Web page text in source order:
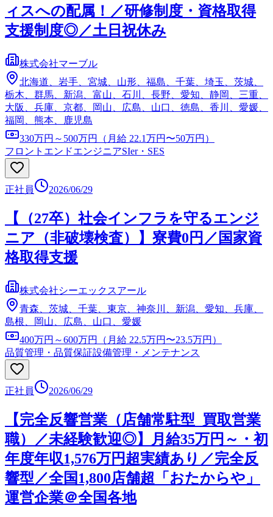
ィスへの配属！／研修制度・資格取得
支援制度◎／土日祝休み
株式会社マーブル
北海道、岩手、宮城、山形、福島、千葉、埼玉、茨城、
栃木、群馬、新潟、富山、石川、長野、愛知、静岡、三重、
大阪、兵庫、京都、岡山、広島、山口、徳島、香川、愛媛、
福岡、熊本、鹿児島
330万円～500万円（月給 22.1万円〜50万円）
フロントエンドエンジニアSIer・SES
正社員 2026/06/29
【（27卒）社会インフラを守るエンジ
ニア（非破壊検査）】寮費0円／国家資
格取得支援
株式会社シーエックスアール
青森、茨城、千葉、東京、神奈川、新潟、愛知、兵庫、
島根、岡山、広島、山口、愛媛
400万円～600万円（月給 22.5万円〜23.5万円）
品質管理・品質保証設備管理・メンテナンス
正社員 2026/06/29
【完全反響営業（店舗常駐型_買取営業
職）／未経験歓迎◎】月給35万円～・初
年度年収1,576万円超実績あり／完全反
響型／全国1,800店舗超「おたからや」
運営企業＠全国各地